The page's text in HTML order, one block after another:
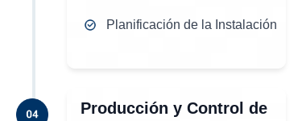
Producción y Control de
Planificación de la Instalación